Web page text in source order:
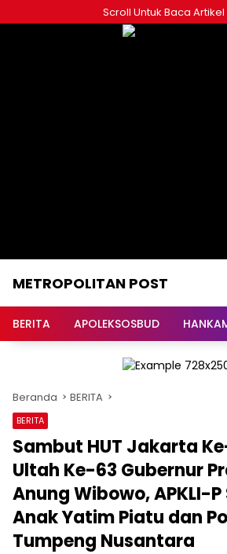
ke
Scroll Untuk Baca Artikel
METROPOLITAN POST
BERITA APOLEKSOSBUD
Beranda BERITA
BERITA
Sambut HUT Jakarta
Ultah Ke-63 Gubernur
Anung Wibowo, APKLI-
Anak Yatim Piatu dan
Tumpeng Nusantara